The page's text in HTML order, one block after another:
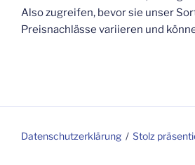
Also zugreifen, bevor sie unser
Preisnachlässe variieren und
Datenschutzerklärung Stolz